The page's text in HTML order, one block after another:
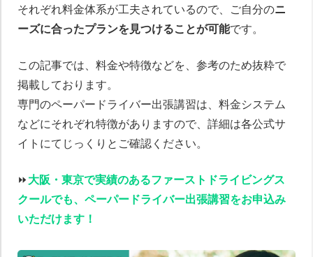
それぞれ料金体系が工夫されているので、ご自分のニ
ーズに合ったプランを見つけることが可能です。
この記事では、料金や特徴などを、参考のため抜粋で
掲載しております。
専門のペーパードライバー出張講習は、料金システム
などにそれぞれ特徴がありますので、詳細は各公式サ
イトにてじっくりとご確認ください。
⏩️大阪・東京で実績のあるファーストドライビングス
クールでも、ペーパードライバー出張講習をお申込み
いただけます！